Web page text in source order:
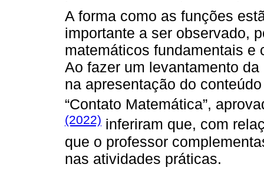
A forma como as funções
importante a ser observado,
matemáticos fundamentais e
Ao fazer um levantamento
na apresentação do
“Contato Matemática”,
(2022) inferiram que, com
que o professor
nas atividades práticas.